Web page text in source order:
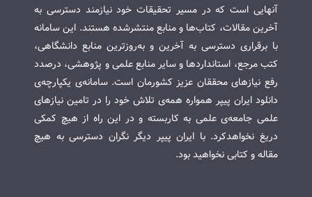
آنهایی است که در مسیر تحقیقات خود نیازمند دسترسی به
آخرین مقالات، کتاب‌ها و منابع منتشرشده هستند. این سامانه
با برقراری دسترسی به آخرین و به‌روزترین منابع دانشگاهی،
کتب مرجع، استانداردها و سایر منابع علمی و پژوهشی، درصدد
رفع نیازهای محققان عزیز کشورمان است. سامانه‌ی یکپارچه‌ی
دانلود ایران پیپر همواره همه‌ی تلاش خود را در تامین نیازهای
علمی جامعه‌ی علمی به کاربسته و در این راه از هیچ کمکی
دریغ نخواهدکرد. با ایران پیپر دیگر نگران دسترسی به هیچ
مقاله و کتابی نخواهید بود.